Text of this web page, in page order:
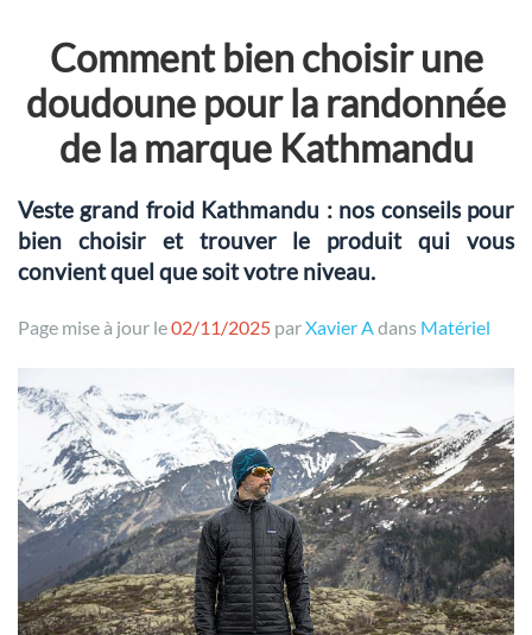
Comment bien choisir une
doudoune pour la randonnée
de la marque Kathmandu
Veste grand froid Kathmandu : nos conseils pour
bien choisir et trouver le produit qui vous
convient quel que soit votre niveau.
Page mise à jour le02/11/2025 parXavier Adans Matériel